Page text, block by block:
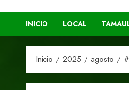
INICIO LOCAL
Inicio 2025 agosto